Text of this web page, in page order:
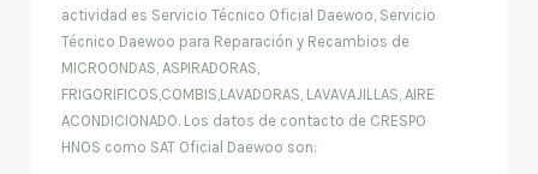
actividad es Servicio Técnico Oficial Daewoo, Servicio
Técnico Daewoo para Reparación y Recambios de
MICROONDAS, ASPIRADORAS,
FRIGORIFICOS,COMBIS,LAVADORAS, LAVAVAJILLAS, AIRE
ACONDICIONADO. Los datos de contacto de CRESPO
HNOS como SAT Oficial Daewoo son: